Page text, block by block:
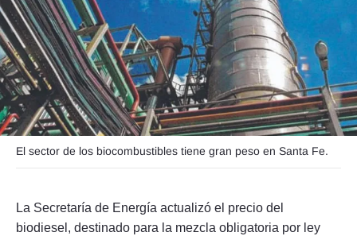
Agronegocios
Mercados
Seguinos
El sector de los biocombustibles tiene gran peso en Santa Fe.
La Secretaría de Energía actualizó el precio del
biodiesel, destinado para la mezcla obligatoria por ley